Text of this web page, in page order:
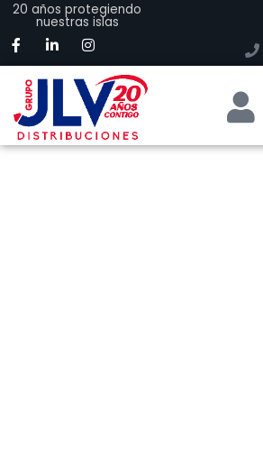
20 años protegiendo
nuestras islas